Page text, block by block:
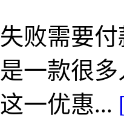
败需要
一款很
一优惠...